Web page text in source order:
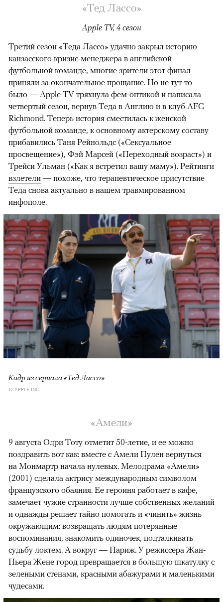
«Тед Лассо»
Apple TV, 4 сезон
00:00 / 00:00
Третий сезон «Теда Лассо» удачно закрыл историю
канзасского кризис-менеджера в английской
футбольной команде, многие зрители этот финал
приняли за окончательное прощание. Но не тут-то
было — Apple TV тряхнула фем-оптикой и написала
четвертый сезон, вернув Теда в Англию и в клуб AFC
Richmond. Теперь история сместилась к женской
футбольной команде, к основному актерскому составу
прибавились Таня Рейнольдс («Сексуальное
просвещение»), Фэй Марсей («Переходный возраст») и
Трейси Ульман («Как я встретил вашу маму»). Рейтинги
взлетели — похоже, что терапевтическое присутствие
Теда снова актуально в нашем травмированном
инфополе.
Кадр из сериала «Тед Лассо»
© APPLE INC.
«Амели»
9 августа Одри Тоту отметит 50-летие, и ее можно
поздравить вот как: вместе с Амели Пулен вернуться
на Монмартр начала нулевых. Мелодрама «Амели»
(2001) сделала актрису международным символом
французского обаяния. Ее героиня работает в кафе,
замечает чужие странности лучше собственных желаний
и однажды решает тайно помогать и «чинить» жизнь
окружающим: возвращать людям потерянные
воспоминания, знакомить одиночек, подталкивать
судьбу локтем. А вокруг — Париж. У режиссера Жан-
Пьера Жене город превращается в большую шкатулку с
зелеными стенами, красными абажурами и маленькими
чудесами.